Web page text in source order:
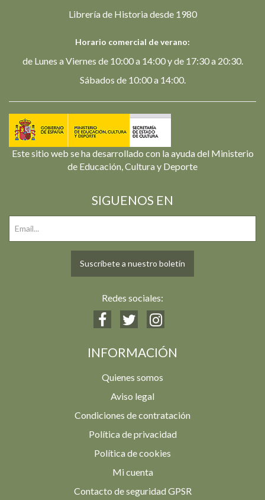
Librería de Historia desde 1980
Horario comercial de verano:
de Lunes a Viernes de 10:00 a 14:00 y de 17:30 a 20:30.
Sábados de 10:00 a 14:00.
Este sitio web se ha desarrollado con la ayuda del Ministerio
de Educación, Cultura y Deporte
SIGUENOS EN
Suscríbete a nuestro boletín
Redes sociales:
INFORMACIÓN
Quienes somos
Aviso legal
Condiciones de contratación
Política de privacidad
Política de cookies
Mi cuenta
Contacto de seguridad GPSR